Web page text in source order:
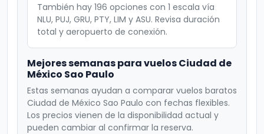
También hay 196 opciones con 1 escala vía
NLU, PUJ, GRU, PTY, LIM y ASU. Revisa duración
total y aeropuerto de conexión.
Mejores semanas para vuelos Ciudad de
México Sao Paulo
Estas semanas ayudan a comparar vuelos baratos
Ciudad de México Sao Paulo con fechas flexibles.
Los precios vienen de la disponibilidad actual y
pueden cambiar al confirmar la reserva.